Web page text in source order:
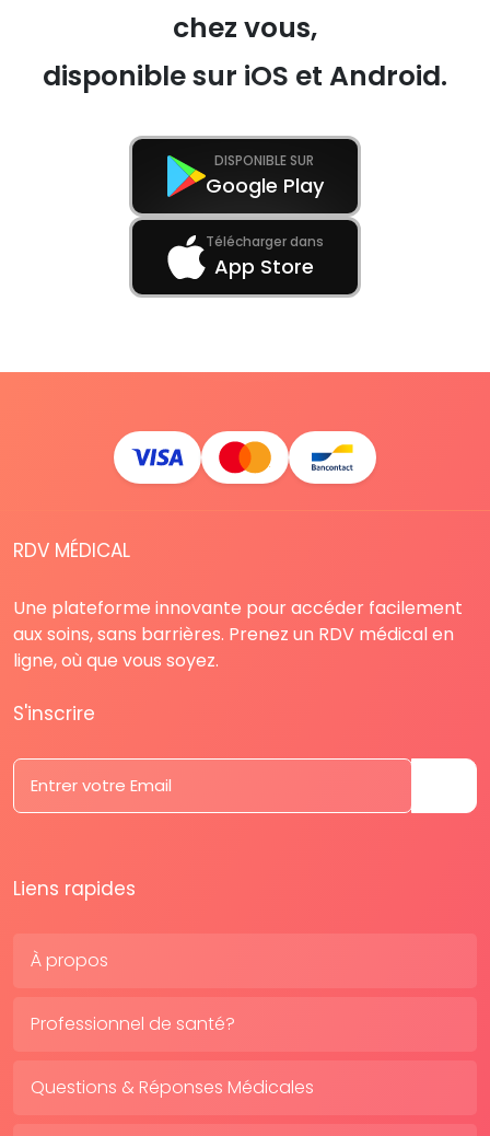
chez vous,
disponible sur iOS et Android.
DISPONIBLE SUR
Google Play
Télécharger dans
App Store
RDV MÉDICAL
Une plateforme innovante pour accéder facilement
aux soins, sans barrières. Prenez un RDV médical en
ligne, où que vous soyez.
S'inscrire
Liens rapides
À propos
Professionnel de santé?
Questions & Réponses Médicales